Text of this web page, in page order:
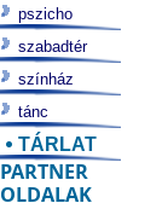
pszicho
szabadtér
színház
tánc
TÁRLAT
PARTNER
OLDALAK